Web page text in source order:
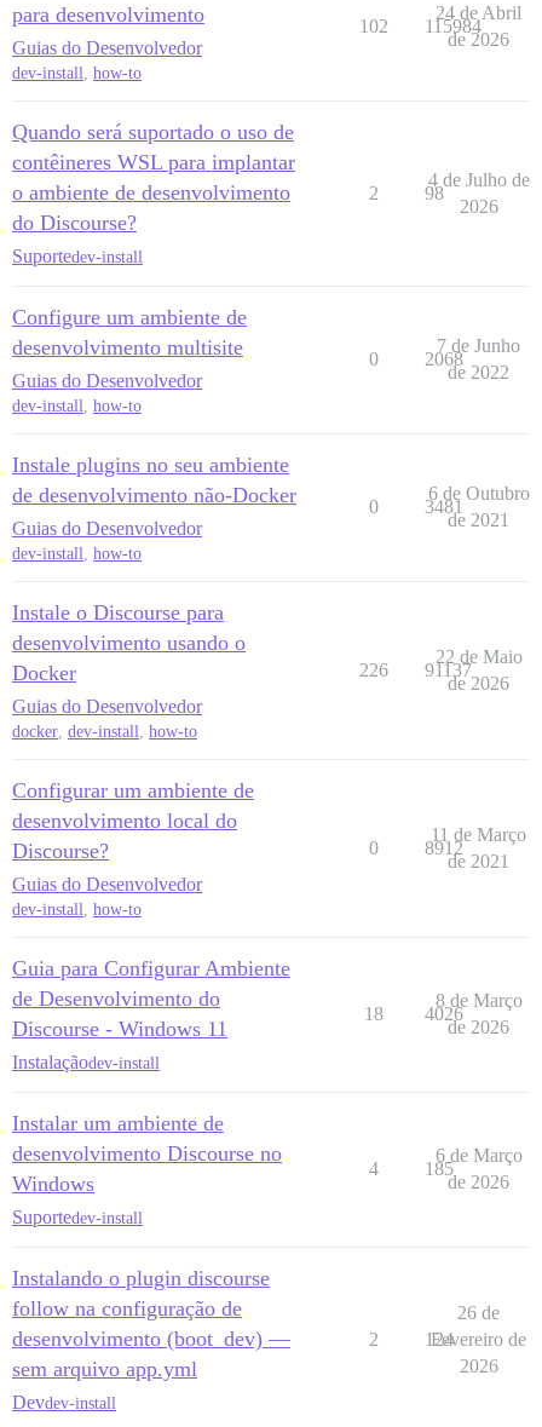
para desenvolvimento
Guias do Desenvolvedor
dev-install, how-to
102 115984
24 de Abril
de 2026
Quando será suportado o uso de
contêineres WSL para implantar
o ambiente de desenvolvimento
do Discourse?
Suportedev-install
2 98
4 de Julho de
2026
Configure um ambiente de
desenvolvimento multisite
Guias do Desenvolvedor
dev-install, how-to
0 2068
7 de Junho
de 2022
Instale plugins no seu ambiente
de desenvolvimento não-Docker
Guias do Desenvolvedor
dev-install, how-to
0 3481
6 de Outubro
de 2021
Instale o Discourse para
desenvolvimento usando o
Docker
Guias do Desenvolvedor
docker, dev-install, how-to
226 91137
22 de Maio
de 2026
Configurar um ambiente de
desenvolvimento local do
Discourse?
Guias do Desenvolvedor
dev-install, how-to
0 8912
11 de Março
de 2021
Guia para Configurar Ambiente
de Desenvolvimento do
Discourse - Windows 11
Instalaçãodev-install
18 4026
8 de Março
de 2026
Instalar um ambiente de
desenvolvimento Discourse no
Windows
Suportedev-install
4 185
6 de Março
de 2026
Instalando o plugin discourse
follow na configuração de
desenvolvimento (boot_dev) —
sem arquivo app.yml
Devdev-install
2 124
26 de
Fevereiro de
2026